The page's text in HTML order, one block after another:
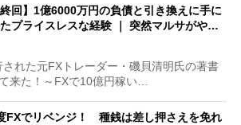
終回】1億6000万円の負債と引き換えに手に
プライスレスな経験 ｜ 突然マルサがや…
れた元FXトレーダー・磯貝清明氏の著書
来た！～FXで10億円稼い…
FXでリベンジ！ 種銭は差し押さえを免れ